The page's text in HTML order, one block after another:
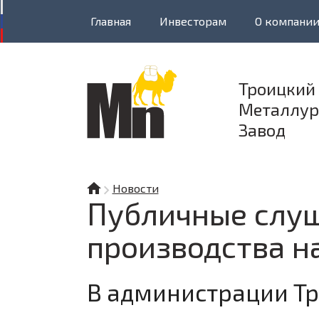
Главная Инвесторам О компании
Охрана
Вакансии
Троицкий
Завод
Новости
Публичные
производства
В администрации